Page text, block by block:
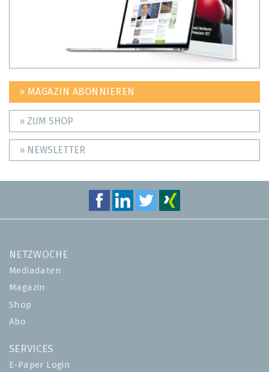
» MAGAZIN ABONNIEREN
» ZUM SHOP
» NEWSLETTER
NETZWOCHE
Mediadaten
Magazin
Shop
Abo
SERVICES
E-Paper Login